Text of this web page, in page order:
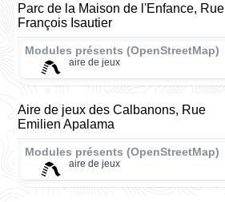
Parc de la Maison de l'Enfance, Rue
François Isautier
Modules présents (OpenStreetMap)
aire de jeux
Aire de jeux des Calbanons, Rue
Emilien Apalama
Modules présents (OpenStreetMap)
aire de jeux